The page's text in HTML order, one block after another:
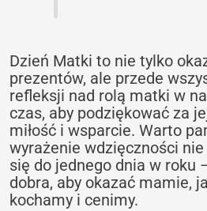
Dzień Matki to nie tylko
prezentów, ale przede
refleksji nad rolą matki w
czas, aby podziękować za
miłość i wsparcie. Warto
wyrażenie wdzięczności
się do jednego dnia w roku
dobra, aby okazać mamie,
kochamy i cenimy.